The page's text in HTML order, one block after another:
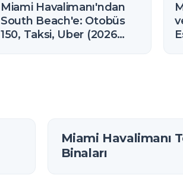
Miami Havalimanı'ndan
South Beach'e: Otobüs
150, Taksi, Uber (2026
Miami Havalimanı
Binaları